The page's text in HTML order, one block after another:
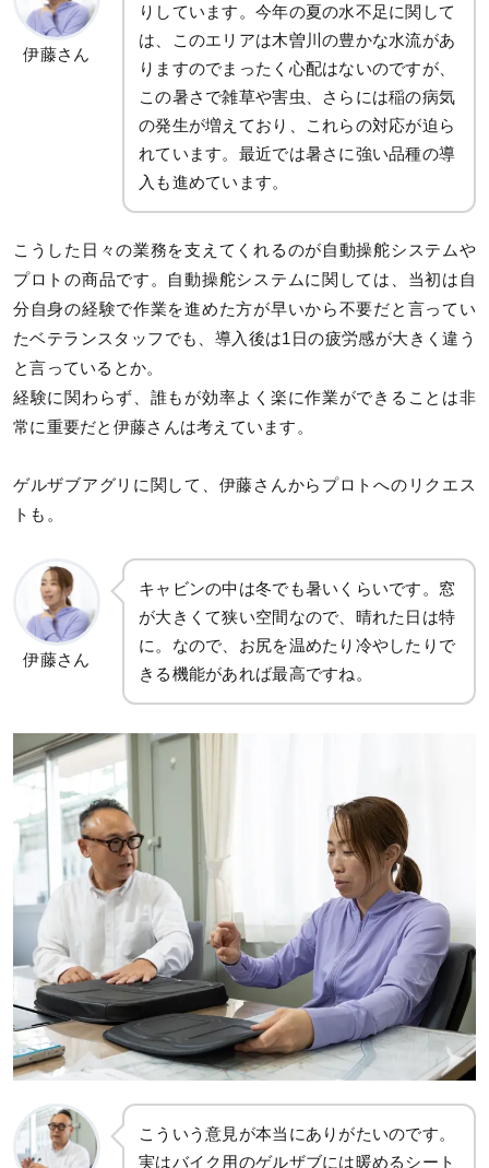
伊藤さん
りしています。今年の夏の水不足に関して
は、このエリアは木曽川の豊かな水流があ
りますのでまったく心配はないのですが、
この暑さで雑草や害虫、さらには稲の病気
の発生が増えており、これらの対応が迫ら
れています。最近では暑さに強い品種の導
入も進めています。
こうした日々の業務を支えてくれるのが自動操舵システムや
プロトの商品です。自動操舵システムに関しては、当初は自
分自身の経験で作業を進めた方が早いから不要だと言ってい
たベテランスタッフでも、導入後は1日の疲労感が大きく違う
と言っているとか。
経験に関わらず、誰もが効率よく楽に作業ができることは非
常に重要だと伊藤さんは考えています。
ゲルザブアグリに関して、伊藤さんからプロトへのリクエス
トも。
伊藤さん
キャビンの中は冬でも暑いくらいです。窓
が大きくて狭い空間なので、晴れた日は特
に。なので、お尻を温めたり冷やしたりで
きる機能があれば最高ですね。
こういう意見が本当にありがたいのです。
実はバイク用のゲルザブには暖めるシート